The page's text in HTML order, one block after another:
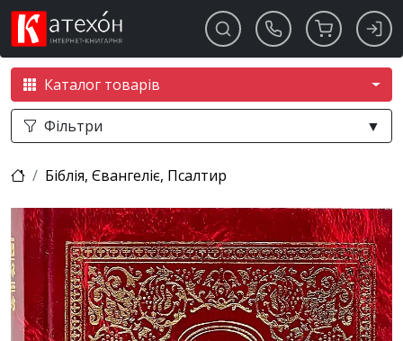
Каталог товарів
Фільтри ▼
Біблія, Євангеліє, Псалтир